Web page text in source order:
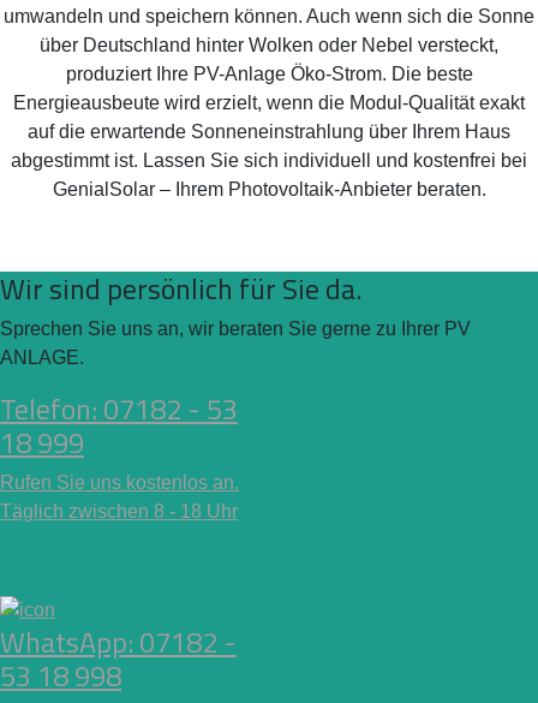
umwandeln und speichern können. Auch wenn sich die Sonne
über Deutschland hinter Wolken oder Nebel versteckt,
produziert Ihre PV-Anlage Öko-Strom. Die beste
Energieausbeute wird erzielt, wenn die Modul-Qualität exakt
auf die erwartende Sonneneinstrahlung über Ihrem Haus
abgestimmt ist. Lassen Sie sich individuell und kostenfrei bei
GenialSolar – Ihrem Photovoltaik-Anbieter beraten.
Wir sind persönlich für Sie da.
Sprechen Sie uns an, wir beraten Sie gerne zu Ihrer PV
ANLAGE.
Telefon: 07182 - 53
18 999
Rufen Sie uns kostenlos an.
Täglich zwischen 8 - 18 Uhr
WhatsApp: 07182 -
53 18 998